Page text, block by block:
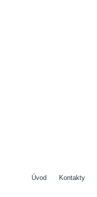
Úvod Kontakty